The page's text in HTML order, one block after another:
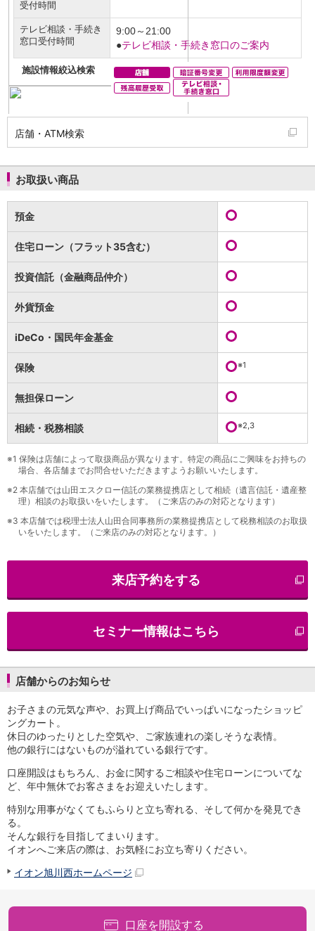
国民年金基金
ロボアドバイザークラウドファンディングTOP
WealthNavi for イオン銀行（ロボアドバイザー）
まいクラウドファンディング
ローン
住宅ローン
新規お借入れの方
お借換えの方
フラット35
リ・バース60
カードローン
目的別ローンマイページ
保険
保険TOP
医療保険
就業不能保険
海外旅行保険
国内旅行傷害保険
スマホ保険
傷害保険
介護保険
カード
クレジットカード
デビットカード
インターネットバンキング
アプリ
イオン銀行アプリTOP
通帳アプリ
イオン銀行PayB
イオングループアプリ
支払・入金TOP
AEON Pay
自動入金サービス
スマホ決済アプリ
サービス
Myステージ
相続・税務のご相談
電子マネーWAON
セキュリティ
インボイス
その他サービス
手数料
金利
キャンペーン
店舗・ATM
店舗
北海道
店舗・ATM検索
お取扱い商品
預金
住宅ローン（フラット35含む）
投資信託（金融商品仲介）
外貨預金
iDeCo・国民年金基金
保険 ※1
無担保ローン
相続・税務相談 ※2,3
※1 保険は店舗によって取扱商品が異なります。特定の商品にご興味をお持ちの
場合、各店舗までお問合せいただきますようお願いいたします。
※2 本店舗では山田エスクロー信託の業務提携店として相続（遺言信託・遺産整
理）相談のお取扱いをいたします。（ご来店のみの対応となります）
※3 本店舗では税理士法人山田合同事務所の業務提携店として税務相談のお取扱
いをいたします。（ご来店のみの対応となります。）
来店予約をする
セミナー情報はこちら
店舗からのお知らせ
お子さまの元気な声や、お買上げ商品でいっぱいになったショッピ
ングカート。
休日のゆったりとした空気や、ご家族連れの楽しそうな表情。
他の銀行にはないものが溢れている銀行です。
口座開設はもちろん、お金に関するご相談や住宅ローンについてな
ど、年中無休でお客さまをお迎えいたします。
特別な用事がなくてもふらりと立ち寄れる、そして何かを発見でき
る。
そんな銀行を目指してまいります。
イオンへご来店の際は、お気軽にお立ち寄りください。
イオン旭川西ホームページ
口座を開設する